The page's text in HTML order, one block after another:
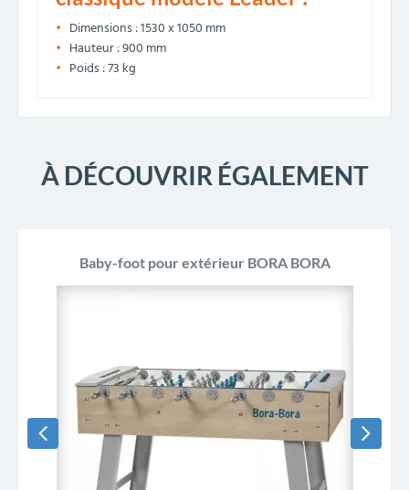
Dimensions : 1530 x 1050 mm
Hauteur : 900 mm
Poids : 73 kg
À DÉCOUVRIR ÉGALEMENT
Baby-foot pour extérieur BORA BORA